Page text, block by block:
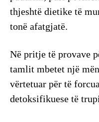
thjeshtë dietike të
tonë afatgjatë.
Në pritje të provave
tamlit mbetet një
vërtetuar për të
detoksifikuese të